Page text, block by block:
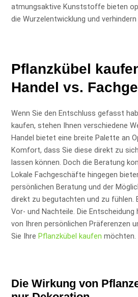
atmungsaktive Kunststoffe bieten
die Wurzelentwicklung und
Pflanzkübel
Handel vs.
Wenn Sie den Entschluss gefasst
kaufen, stehen Ihnen verschiedene
Handel bietet eine breite Palette an
Komfort, dass Sie diese direkt zu
lassen können. Doch die Beratung
Lokale Fachgeschäfte hingegen
persönlichen Beratung und der
direkt zu begutachten und zu fühlen.
Vor- und Nachteile. Die
von Ihren persönlichen Präferenzen
Sie IhrePflanzkübel kaufen möchten.
Die Wirkung von